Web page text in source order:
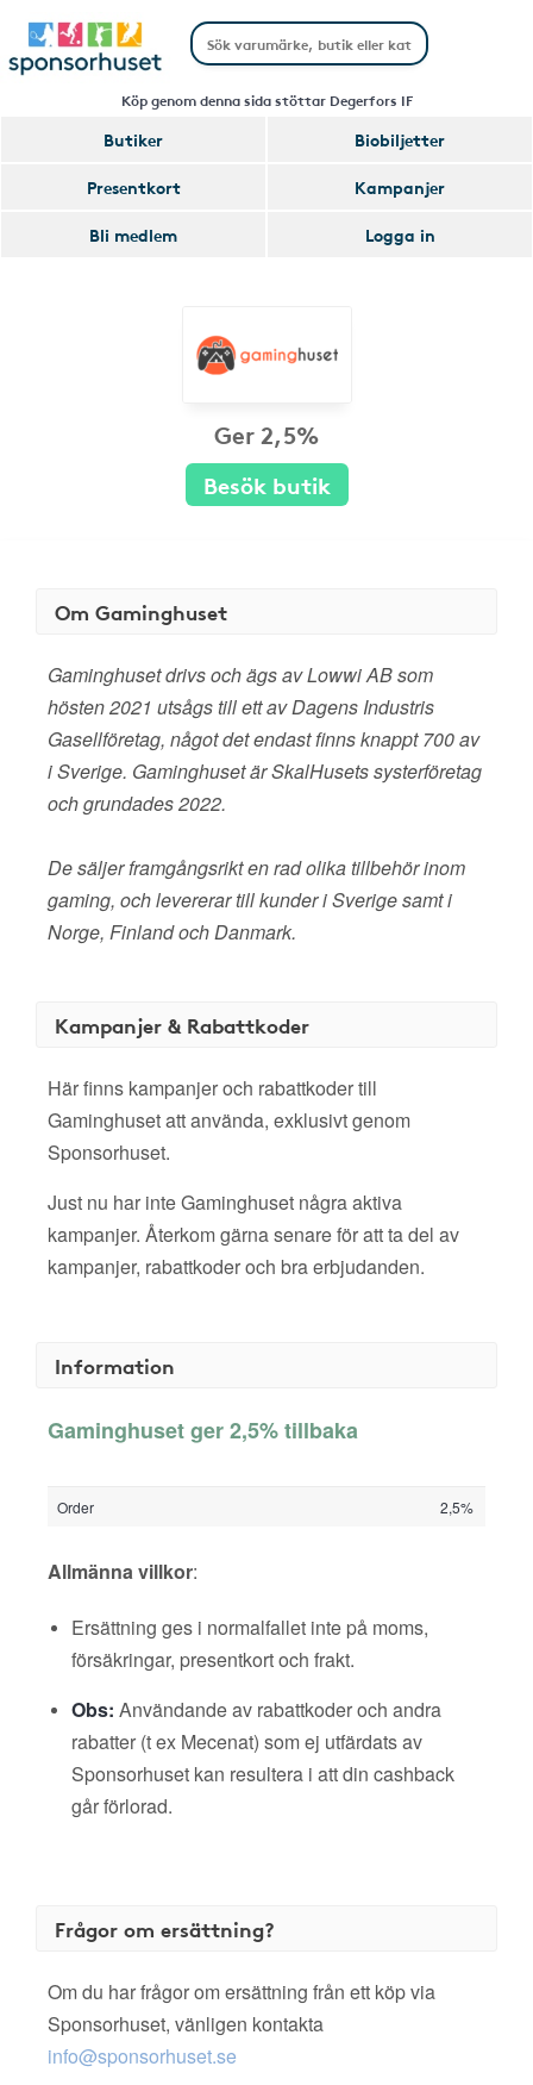
Köp genom denna sida stöttar Degerfors IF
Butiker
Biobiljetter
Presentkort
Kampanjer
Bli medlem
Logga in
Ger 2,5%
Besök butik
Om Gaminghuset
Gaminghuset drivs och ägs av Lowwi AB som
hösten 2021 utsågs till ett av Dagens Industris
Gasellföretag, något det endast finns knappt 700 av
i Sverige. Gaminghuset är SkalHusets systerföretag
och grundades 2022.
De säljer framgångsrikt en rad olika tillbehör inom
gaming, och levererar till kunder i Sverige samt i
Norge, Finland och Danmark.
Kampanjer & Rabattkoder
Här finns kampanjer och rabattkoder till
Gaminghuset att använda, exklusivt genom
Sponsorhuset.
Just nu har inte Gaminghuset några aktiva
kampanjer. Återkom gärna senare för att ta del av
kampanjer, rabattkoder och bra erbjudanden.
Information
Gaminghuset ger 2,5% tillbaka
Order 2,5%
Allmänna villkor:
Ersättning ges i normalfallet inte på moms,
försäkringar, presentkort och frakt.
Obs: Användande av rabattkoder och andra
rabatter (t ex Mecenat) som ej utfärdats av
Sponsorhuset kan resultera i att din cashback
går förlorad.
Frågor om ersättning?
Om du har frågor om ersättning från ett köp via
Sponsorhuset, vänligen kontakta
info@sponsorhuset.se